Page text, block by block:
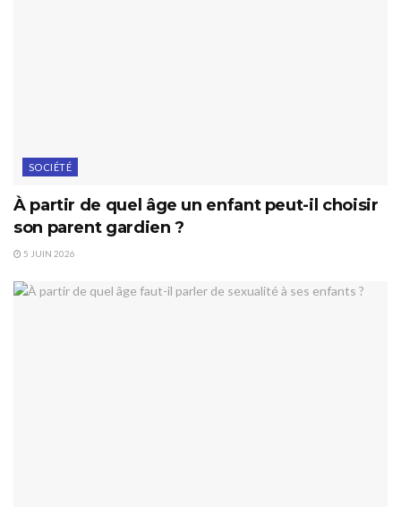
SOCIÉTÉ
À partir de quel âge un enfant peut-il choisir
son parent gardien ?
5 JUIN 2026